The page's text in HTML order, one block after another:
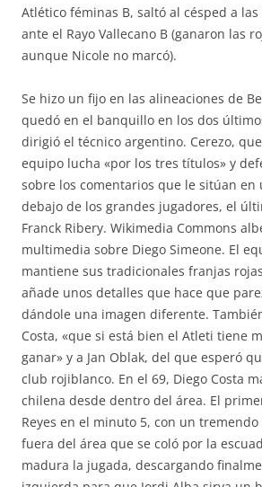
Atlético féminas B, saltó al césped a
ante el Rayo Vallecano B (ganaron las
aunque Nicole no marcó).
Se hizo un fijo en las alineaciones de
quedó en el banquillo en los dos
dirigió el técnico argentino. Cerezo,
equipo lucha «por los tres títulos» y
sobre los comentarios que le sitúan en
debajo de los grandes jugadores, el
Franck Ribery. Wikimedia Commons
multimedia sobre Diego Simeone. El
mantiene sus tradicionales franjas
añade unos detalles que hace que
dándole una imagen diferente.
Costa, «que si está bien el Atleti tiene
ganar» y a Jan Oblak, del que esperó
club rojiblanco. En el 69, Diego Costa
chilena desde dentro del área. El
Reyes en el minuto 5, con un
fuera del área que se coló por la
madura la jugada, descargando